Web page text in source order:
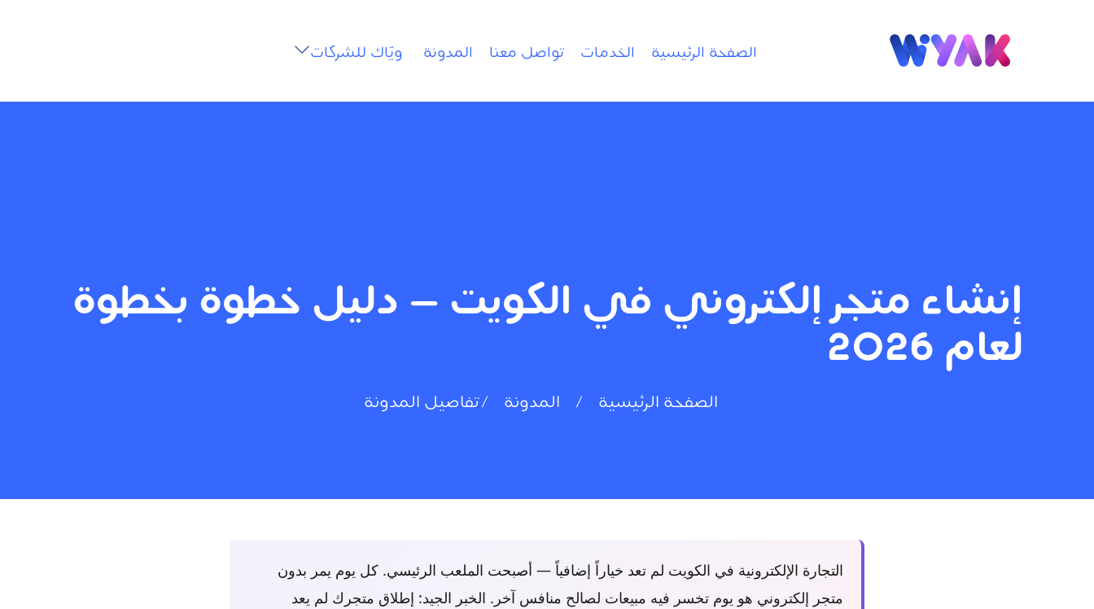
الصفحة الرئيسية الخدمات تواصل معنا المدونة ويّاك للشركات
إنشاء متجر إلكتروني في الكويت — دليل خطوة بخطوة
لعام 2026
الصفحة الرئيسية المدونة تفاصيل المدونة
التجارة الإلكترونية في الكويت لم تعد خياراً إضافياً — أصبحت الملعب الرئيسي. كل يوم يمر بدون
متجر إلكتروني هو يوم تخسر فيه مبيعات لصالح منافس آخر. الخبر الجيد: إطلاق متجرك لم يعد